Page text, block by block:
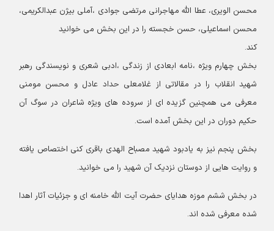
محسن الویری، عطا الله مهاجرانی مرتضی جوادی ،آملی بیژن عبدالکریمی،
محسن اسماعیلی، حسن خجسته را در این بخش می خوانید
کند.
بخش چهارم ویژه ،نامه ابعادی از زندگی ،ادبی شعری و نویسندگی رهبر
شهید انقلاب را در مقالاتی از غلامعلی حداد عادل و محسن مومنی
معرفی می همچنین گزیده ای از سروده های ویژه شاعران در سوگ آن
حکیم دوران در این بخش آمده است.
بخش پنجم نیز به یادبود شهید مصباح الهدی باقری کنی اختصاص یافته
و روایت هایی از دوستان نزدیک آن شهید را می خوانید.
در بخش ششم موزه هدایای حضرت آیت الله خامنه ای و جزئیات آثار اهدا
شده معرفی شده اند.